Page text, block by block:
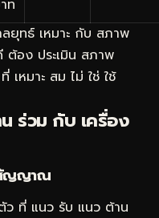
ท
ยุทธ์ เหมาะ กับ สภาพ
อง ประเมิน สภาพ
หมาะ สม ไม่ ใช่ ใช้
ร่วม กับ เครื่อง
สัญญาณ
ที่ แนว รับ แนว ต้าน